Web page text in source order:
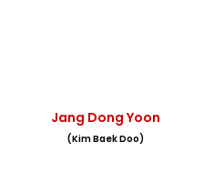
Jang Dong Yoon
(Kim Baek Doo)